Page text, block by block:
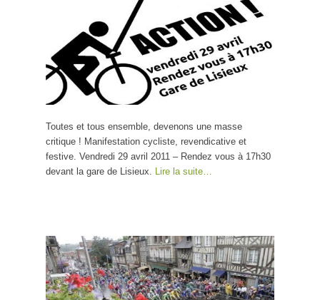
Toutes et tous ensemble, devenons une masse
critique ! Manifestation cycliste, revendicative et
festive. Vendredi 29 avril 2011 – Rendez vous à 17h30
devant la gare de Lisieux. Lire la suite…